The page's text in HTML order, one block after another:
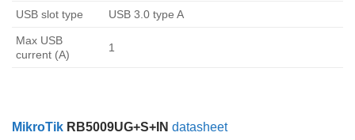
USB slot type USB 3.0 type A
Max USB
current (A)
1
MikroTik RB5009UG+S+IN datasheet